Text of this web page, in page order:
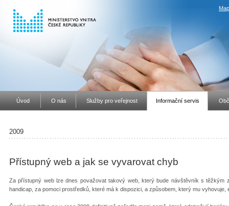
Úvod O nás Služby pro veřejnost Informační servis
2009
Přístupný web a jak se vyvarovat chyb
Za přístupný web lze dnes považovat takový web, který bude návštěvník s těžkým
handicap, za pomoci prostředků, které má k dispozici, a způsobem, který mu